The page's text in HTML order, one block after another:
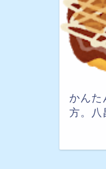
かんた
方。八